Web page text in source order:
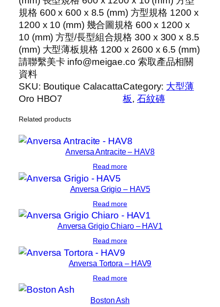
規格 600 x 600 x 8.5 (mm) 方型規格 1200 x
1200 x 10 (mm) 幾合圖規格 600 x 1200 x
10 (mm) 方型/長型組合規格 300 x 300 x 8.5
(mm) 大型薄板規格 1200 x 2600 x 6.5 (mm)
請聯繫美卡 info@meigae.co 索取產品相關
資料
SKU: Boutique Calacatta
Oro HBO7
Category: 大型薄
板, 石紋磚
Related products
Anversa Antracite – HAV8
Read more
Anversa Grigio – HAV5
Read more
Anversa Grigio Chiaro – HAV1
Read more
Anversa Tortora – HAV9
Read more
Boston Ash